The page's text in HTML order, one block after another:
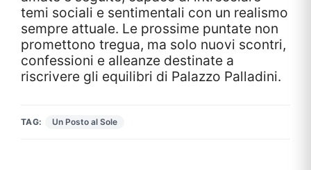
temi sociali e sentimentali con un realismo
sempre attuale. Le prossime puntate non
promettono tregua, ma solo nuovi scontri,
confessioni e alleanze destinate a
riscrivere gli equilibri di Palazzo Palladini.
TAG: Un Posto al Sole